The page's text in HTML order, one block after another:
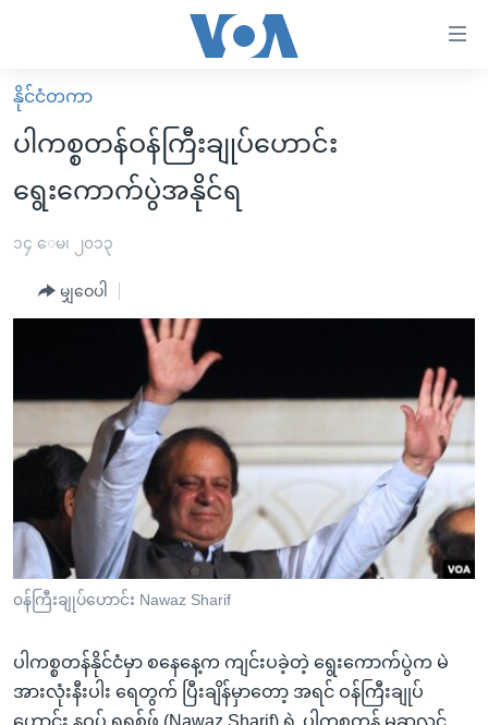
လွယ်ကူ
စေ
Link
များ
အကြောင်းအရာ
ကြည့်
ပင်မ
ညွန်း
စာမျက်နှာ
သို့
ကျော်
ရန်
ရှာဖွေ
မူလစာမျက်နှာ
မြန်မာ
ကမ္ဘာ့သတင်းများ
အစ္စရေး-ပါလက်စတိုင်း
ရပ်ဝန်းတခု လမ်းတခု အလွန်
အင်္ဂလိပ်စာလေ့လာမယ်
အမေရိကန်သုံးအီဒီယံ
မကြေးမုံရဲ့ အင်္ဂလိပ်စာ
ရုပ်ရှင်ထဲက အင်္ဂလိပ်စာ
သုတပဒေသာ အင်္ဂလိပ်စာ
အပတ်စဉ်ကဏ္ဍများ
ရေဒီယိုနှင့်ရုပ်သံ အချက်အလက်များ
ရေဒီယို/တီဗွီအစီအစဉ်
Learning English
ဗွီအိုအေ လူမှုကွန်ယက်များ
ဘာသာစကားများ
နိုင်ငံတကာ
ပါကစ္စတန်ဝန်ကြီးချုပ်ဟောင်း
ရွေးကောက်ပွဲအနိုင်ရ
၁၄ ေမ၊ ၂၀၁၃
မျှဝေပါ
၀န်ကြီးချုပ်ဟောင်း Nawaz Sharif
ပါကစ္စတန်နိုင်ငံမှာ စနေနေ့က ကျင်းပခဲ့တဲ့ ရွေးကောက်ပွဲက မဲ
အားလုံးနီးပါး ရေတွက် ပြီးချိန်မှာတော့ အရင် ဝန်ကြီးချုပ်
ဟောင်း နဝပ် ရှရစ်ဖ် (Nawaz Sharif) ရဲ့ ပါကစ္စတန် မူဆလင်